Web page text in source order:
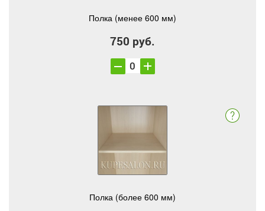
Полка (менее 600 мм)
750 руб.
Полка (более 600 мм)